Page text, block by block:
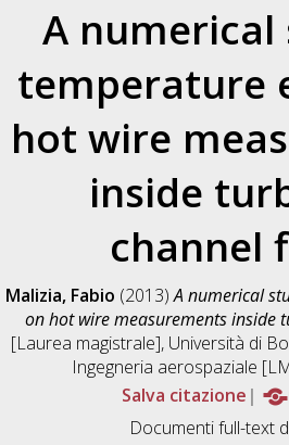
A
temperature
hot wire
inside
channel
Malizia, Fabio (2013)A numerical
on hot wire measurements inside
[Laurea magistrale], Università di
Ingegneria aerospaziale
Salva citazione
Documenti full-text